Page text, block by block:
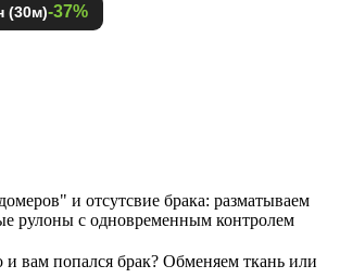
(30м)-37%
и отсутсвие брака: разматываем
рулоны с одновременным контролем
и вам попался брак? Обменяем ткань или